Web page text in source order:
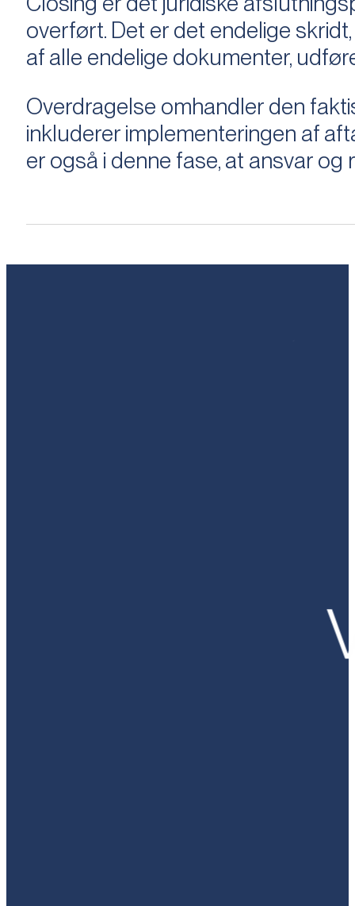
overført. Det er det endelige
af alle endelige dokumenter,
Overdragelse omhandler den
inkluderer implementeringen af
er også i denne fase, at ansvar